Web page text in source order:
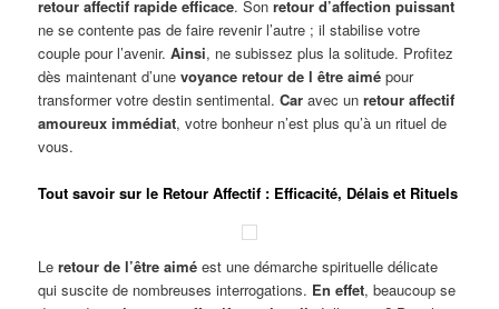
retour affectif rapide efficace. Sonretour d’affection puissant
ne se contente pas de faire revenir l’autre ; il stabilise votre
couple pour l’avenir.Ainsi, ne subissez plus la solitude. Profitez
dès maintenant d’unevoyance retour de l être aimé pour
transformer votre destin sentimental.Car avec unretour affectif
amoureux immédiat, votre bonheur n’est plus qu’à un rituel de
vous.
Tout savoir sur le Retour Affectif : Efficacité, Délais et Rituels
Leretour de l’être aimé est une démarche spirituelle délicate
qui suscite de nombreuses interrogations. En effet, beaucoup se